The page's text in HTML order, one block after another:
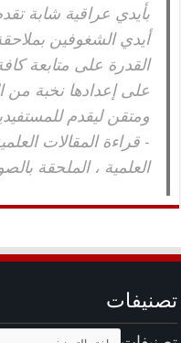
بأيدي عراقية شابة
أيدي الشغوفين
القدرة على متابعة
على إعدادها نخبة
ومتقن ليقدم
- قراءة المقالات
العلمية ، الملحقة
تصنيفات